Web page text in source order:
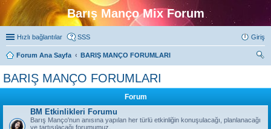
Barış Manço Mix Forum
Hızlı bağlantılar SSS Giriş
Forum Ana Sayfa
BARIŞ MANÇO FORUMLARI
BARIŞ MANÇO FORUMLARI
Forum
BM Etkinlikleri Forumu
Barış Manço'nun anısına yapılan her türlü etkinliğin konuşulacağı, planlanacağı
ve tartışılacağı forumumuz.